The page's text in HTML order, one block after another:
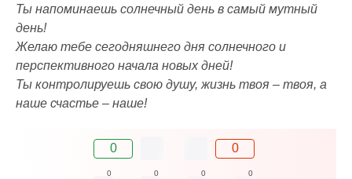
Ты напоминаешь солнечный день в самый мутный
день!
Желаю тебе сегодняшнего дня солнечного и
перспективного начала новых дней!
Ты контролируешь свою душу, жизнь твоя – твоя, а
наше счастье – наше!
0 0
0 0 0 0